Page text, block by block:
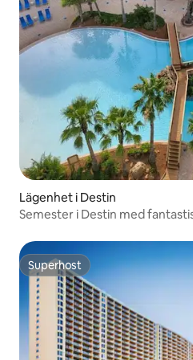
Lägenhet i Destin
Semester i Destin med
Superhost
Superhost